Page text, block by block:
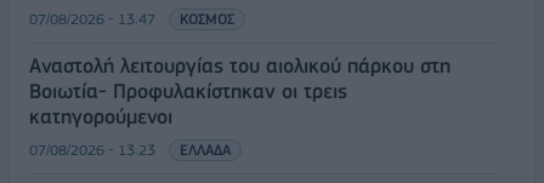
07/08/2026 - 13:47 ΚΟΣΜΟΣ
Αναστολή λειτουργίας του αιολικού πάρκου στη
Βοιωτία- Προφυλακίστηκαν οι τρεις
κατηγορούμενοι
07/08/2026 - 13:23 ΕΛΛΑΔΑ